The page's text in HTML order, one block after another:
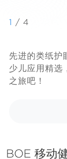
1 / 4
先进的类纸护
少儿应用精选
之旅吧！
BOE 移动